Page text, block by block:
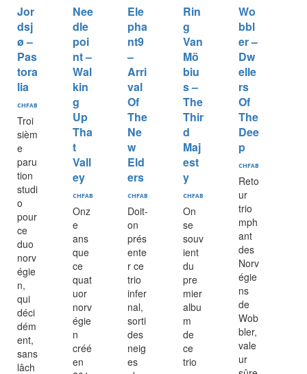
Jor
dsj
ø –
Pas
tora
lia
CHFAB
Troi
sièm
e
paru
tion
studi
o
pour
ce
duo
norv
égie
n,
qui
déci
dém
ent,
sans
lâch
Nee
dle
poi
nt –
Wal
kin
g
Up
Tha
t
Vall
ey
CHFAB
Onz
e
ans
que
ce
quat
uor
norv
égie
n
créé
en
Ele
pha
nt9
–
Arri
val
Of
The
Ne
w
Eld
ers
CHFAB
Doit-
on
prés
ente
r ce
trio
infer
nal,
sorti
des
neig
es
Rin
g
Van
Mö
biu
s –
The
Thir
d
Maj
est
y
CHFAB
On
se
souv
ient
du
pre
mier
albu
m
de
ce
trio
Wo
bbl
er –
Dw
elle
rs
Of
The
Dee
p
CHFAB
Reto
ur
trio
mph
ant
des
Norv
égie
ns
de
Wob
bler,
vale
ur